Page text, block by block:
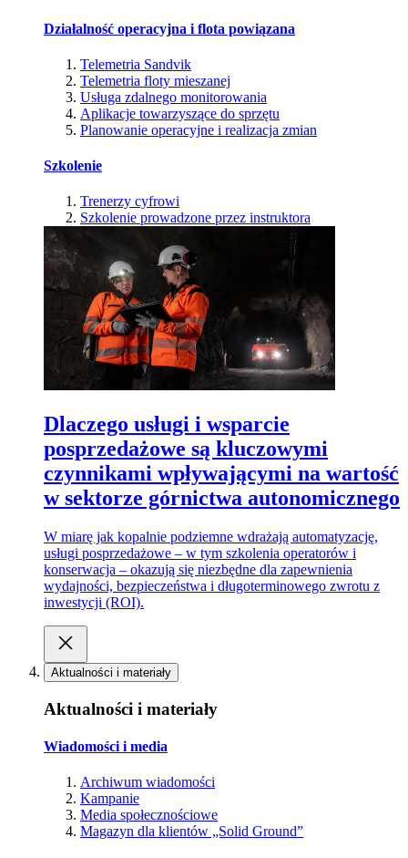
Działalność operacyjna i flota powiązana
Telemetria Sandvik
Telemetria floty mieszanej
Usługa zdalnego monitorowania
Aplikacje towarzyszące do sprzętu
Planowanie operacyjne i realizacja zmian
Szkolenie
Trenerzy cyfrowi
Szkolenie prowadzone przez instruktora
Dlaczego usługi i wsparcie
posprzedażowe są kluczowymi
czynnikami wpływającymi na wartość
w sektorze górnictwa autonomicznego
W miarę jak kopalnie podziemne wdrażają automatyzację,
usługi posprzedażowe – w tym szkolenia operatorów i
konserwacja – okazują się niezbędne dla zapewnienia
wydajności, bezpieczeństwa i długoterminowego zwrotu z
inwestycji (ROI).
Aktualności i materiały
Aktualności i materiały
Wiadomości i media
Archiwum wiadomości
Kampanie
Media społecznościowe
Magazyn dla klientów „Solid Ground”